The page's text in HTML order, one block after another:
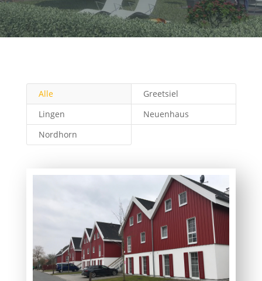
Alle
Greetsiel
Lingen
Neuenhaus
Nordhorn